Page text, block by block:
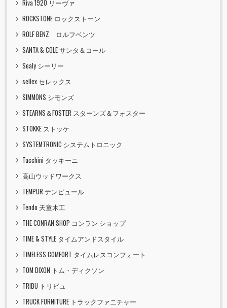
Riva 1920 リーヴァ
ROCKSTONE ロックストーン
ROLF BENZ ロルフベンツ
SANTA & COLE サンタ＆コール
Sealy シーリー
sellex セレックス
SIMMONS シモンズ
STEARNS＆FOSTER スターンズ＆フォスター
STOKKE ストッケ
SYSTEMTRONIC システムトロニック
Tacchini タッキーニ
高山ウッドワークス
TEMPUR テンピュール
Tendo 天童木工
THE CONRAN SHOP コンラン ショップ
TIME & STYLE タイムアンドスタイル
TIMELESS COMFORT タイムレスコンフォート
TOM DIXON トム・ディクソン
TRIBU トリビュ
TRUCK FURNITURE トラックファニチャー